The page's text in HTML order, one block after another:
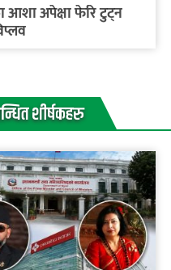
आशा अपेक्षा फेरि टुट्न
शीर्षकहरु